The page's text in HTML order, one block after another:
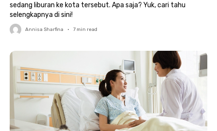
sedang liburan ke kota tersebut. Apa saja? Yuk, cari tahu
selengkapnya di sini!
Annisa Sharfina • 7 min read